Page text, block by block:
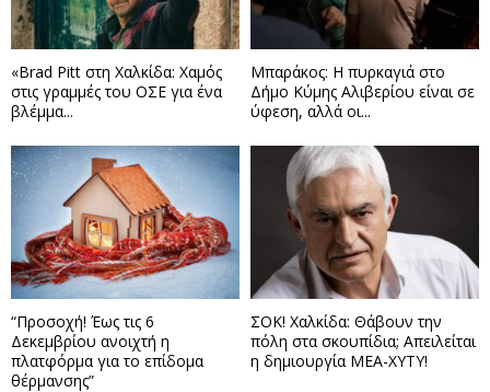
«Brad Pitt στη Χαλκίδα: Χαμός
στις γραμμές του ΟΣΕ για ένα
βλέμμα...
Μπαράκος: Η πυρκαγιά στο
Δήμο Κύμης Αλιβερίου είναι σε
ύφεση, αλλά οι...
“Προσοχή! Έως τις 6
Δεκεμβρίου ανοιχτή η
πλατφόρμα για το επίδομα
θέρμανσης”
ΣΟΚ! Χαλκίδα: Θάβουν την
πόλη στα σκουπίδια; Απειλείται
η δημιουργία ΜΕΑ-ΧΥΤΥ!